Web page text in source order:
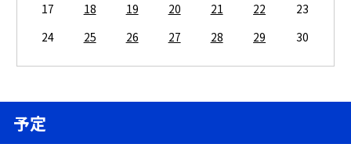
17
18 19 20 21 22
23
24
25 26 27 28 29 30
予定